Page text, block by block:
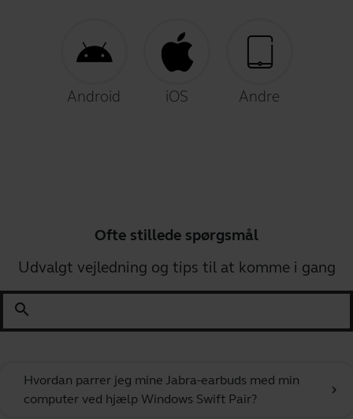
Android iOS Andre
Ofte stillede spørgsmål
Udvalgt vejledning og tips til at komme i gang
search
Hvordan parrer jeg mine Jabra-earbuds med min
computer ved hjælp Windows Swift Pair?
chevron_right